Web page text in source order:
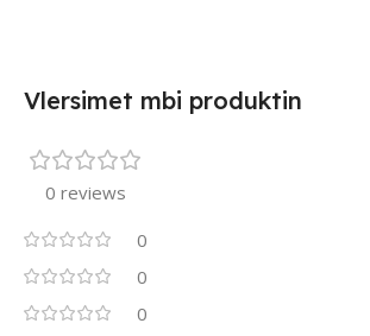
Vlersimet mbi produktin
0 reviews
0
0
0